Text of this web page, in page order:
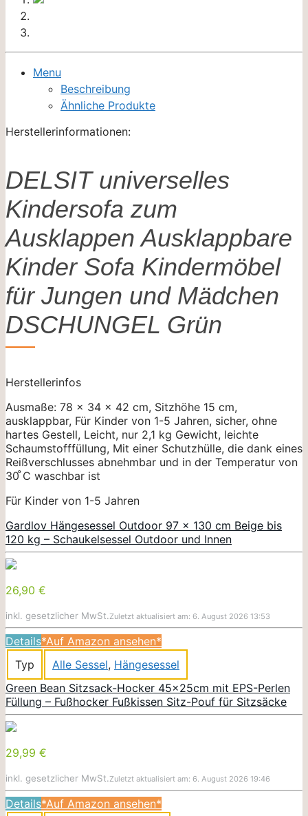
Menu
Beschreibung
Ähnliche Produkte
Herstellerinformationen:
DELSIT universelles
Kindersofa zum
Ausklappen Ausklappbare
Kinder Sofa Kindermöbel
für Jungen und Mädchen
DSCHUNGEL Grün
Herstellerinfos
Ausmaße: 78 x 34 x 42 cm, Sitzhöhe 15 cm,
ausklappbar, Für Kinder von 1-5 Jahren, sicher, ohne
hartes Gestell, Leicht, nur 2,1 kg Gewicht, leichte
Schaumstofffüllung, Mit einer Schutzhülle, die dank eines
Reißverschlusses abnehmbar und in der Temperatur von
30 ̊C waschbar ist
Für Kinder von 1-5 Jahren
Gardlov Hängesessel Outdoor 97 x 130 cm Beige bis
120 kg – Schaukelsessel Outdoor und Innen
26,90 €
inkl. gesetzlicher MwSt.Zuletzt aktualisiert am: 6. August 2026 13:53
Details*Auf Amazon ansehen*
Typ
Alle Sessel, Hängesessel
Green Bean Sitzsack-Hocker 45x25cm mit EPS-Perlen
Füllung – Fußhocker Fußkissen Sitz-Pouf für Sitzsäcke
29,99 €
inkl. gesetzlicher MwSt.Zuletzt aktualisiert am: 6. August 2026 19:46
Details*Auf Amazon ansehen*